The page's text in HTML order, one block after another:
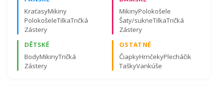
nepredlžuje odoslanie!
KraťasyMikiny
PolokošeleTilkaTričká
Zástery
MikinyPolokošele
Šaty/sukneTilkaTričká
Zástery
DĚTSKÉ
BodyMikinyTričká
Zástery
OSTATNÉ
ČiapkyHrnčekyPlecháčik
TaškyVankúše